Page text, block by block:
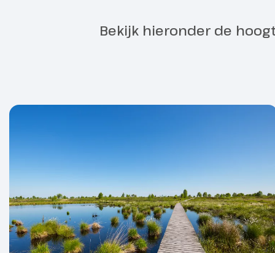
Bekijk hieronder de
Optioneel
Veilig op de